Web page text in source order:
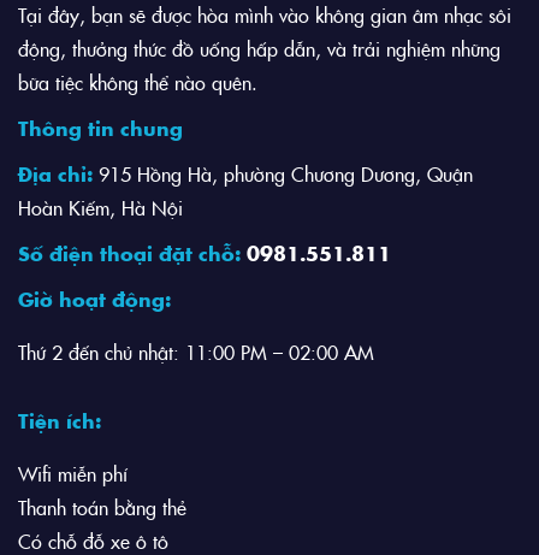
Tại đây, bạn sẽ được hòa mình vào không gian âm nhạc sôi
động, thưởng thức đồ uống hấp dẫn, và trải nghiệm những
bữa tiệc không thể nào quên.
Thông tin chung
Địa chỉ: 915 Hồng Hà, phường Chương Dương, Quận
Hoàn Kiếm, Hà Nội
Số điện thoại đặt chỗ: 0981.551.811
Giờ hoạt động:
Thứ 2 đến chủ nhật: 11:00 PM – 02:00 AM
Tiện ích:
Wifi miễn phí
Thanh toán bằng thẻ
Có chỗ đỗ xe ô tô